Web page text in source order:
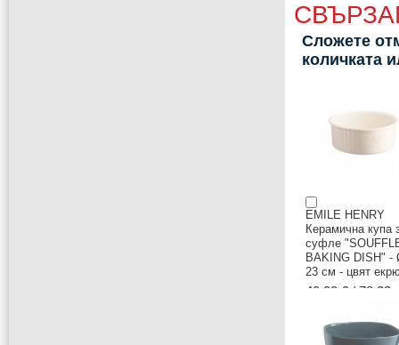
Сложете
количката
EMILE HENRY
Керамична купа
суфле
BAKING DISH" -
23 см - цвят
40,00 € / 78.23